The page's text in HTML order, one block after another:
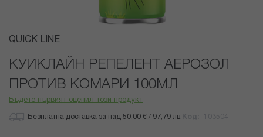
Преминете
началото
галерия
със
QUICK LINE
КУИКЛАЙН РЕПЕЛЕНТ АЕРОЗОЛ
ПРОТИВ КОМАРИ 100МЛ
Бъдете първият оценил този продукт
Безплатна доставка за над 50.00 € / 97,79 лв.